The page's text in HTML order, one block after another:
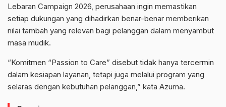
Lebaran Campaign 2026, perusahaan ingin memastikan
setiap dukungan yang dihadirkan benar-benar memberikan
nilai tambah yang relevan bagi pelanggan dalam menyambut
masa mudik.
“Komitmen “Passion to Care” disebut tidak hanya tercermin
dalam kesiapan layanan, tetapi juga melalui program yang
selaras dengan kebutuhan pelanggan,” kata Azuma.